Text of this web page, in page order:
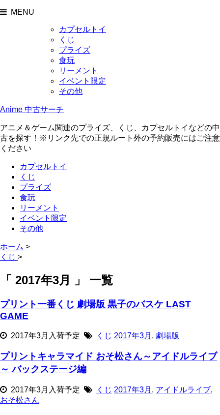
MENU
カプセルトイ
くじ
プライズ
食玩
リーメント
イベント限定
その他
Anime 中古サーチ
アニメ＆ゲーム関連のプライズ、くじ、カプセルトイなどの中
古を探す！※リンク先での正規ルート外の予約販売にはご注意
ください
カプセルトイ
くじ
プライズ
食玩
リーメント
イベント限定
その他
ホーム >
くじ >
「 2017年3月 」 一覧
プリント一番くじ 劇場版 黒子のバスケ LAST
GAME
くじ 2017年3月 , 劇場版
プリントキャラマイド おそ松さん～アイドルライブ
～ バックステージ編
くじ 2017年3月 , アイドルライブ,
おそ松さん